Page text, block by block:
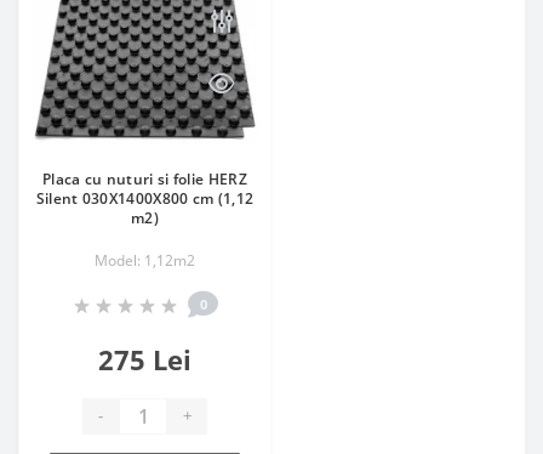
Placa cu nuturi si folie HERZ
Silent 030X1400X800 cm (1,12
m2)
Model: 1,12m2
0
275 Lei
- +